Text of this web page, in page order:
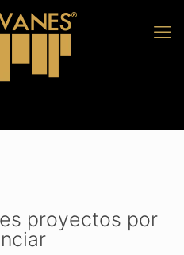
proyectos por